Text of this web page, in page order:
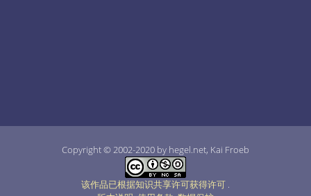
Copyright © 2002-2020 by hegel.net, Kai Froeb
该作品已根据知识共享许可获得许可 .